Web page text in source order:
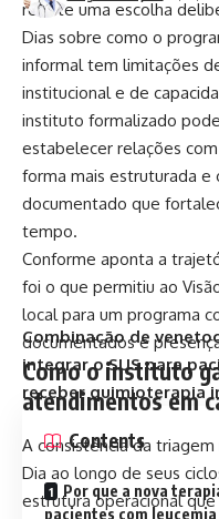
reflete uma escolha
Dias sobre como o
informal tem limitações
institucional e de
instituto formalizado
estabelecer relações
forma mais estruturada e
documentado que
tempo.
Conforme aponta a
foi o que permitiu ao
local para um programa
documentados e
Como o instituto
atendimentos em
A consistência da
Dia ao longo de seus
estrutura operacional
Combinação de
integrar o SUS para
receber quimioterapia
Contents
Por que a nova
pacientes com